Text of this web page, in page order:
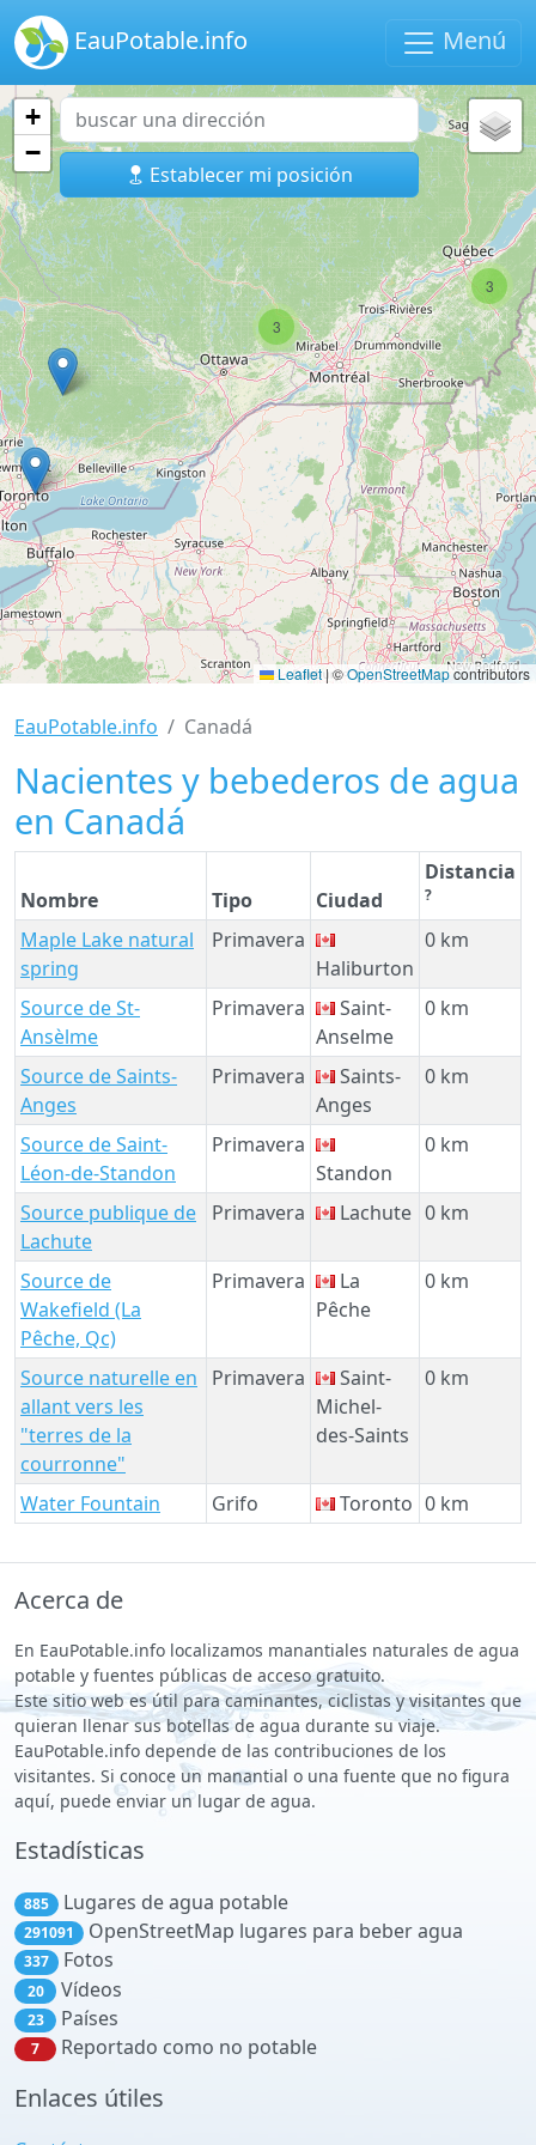
EauPotable.info Menú
Establecer mi posición
3
3
+
−
Leaflet|©OpenStreetMapcontributors
EauPotable.info Canadá
Nacientes y bebederos de agua
en Canadá
Nombre Tipo Ciudad
Distancia
?
Maple Lake natural
spring
Primavera
Haliburton
0 km
Source de St-
Ansèlme
Primavera
Saint-
Anselme
0 km
Source de Saints-
Anges
Primavera
Saints-
Anges
0 km
Source de Saint-
Léon-de-Standon
Primavera
Standon
0 km
Source publique de
Lachute
Primavera Lachute 0 km
Source de
Wakefield (La
Pêche, Qc)
Primavera
La
Pêche
0 km
Source naturelle en
allant vers les
"terres de la
courronne"
Primavera
Saint-
Michel-
des-Saints
0 km
Water Fountain Grifo Toronto 0 km
Acerca de
En EauPotable.info localizamos manantiales naturales de agua
potable y fuentes públicas de acceso gratuito.
Este sitio web es útil para caminantes, ciclistas y visitantes que
quieran llenar sus botellas de agua durante su viaje.
EauPotable.info depende de las contribuciones de los
visitantes. Si conoce un manantial o una fuente que no figura
aquí, puede enviar un lugar de agua.
Estadísticas
885 Lugares de agua potable
291091 OpenStreetMap lugares para beber agua
337 Fotos
20 Vídeos
23 Países
7 Reportado como no potable
Enlaces útiles